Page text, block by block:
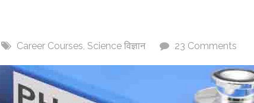
Career Courses, Science विज्ञान 23 Comments